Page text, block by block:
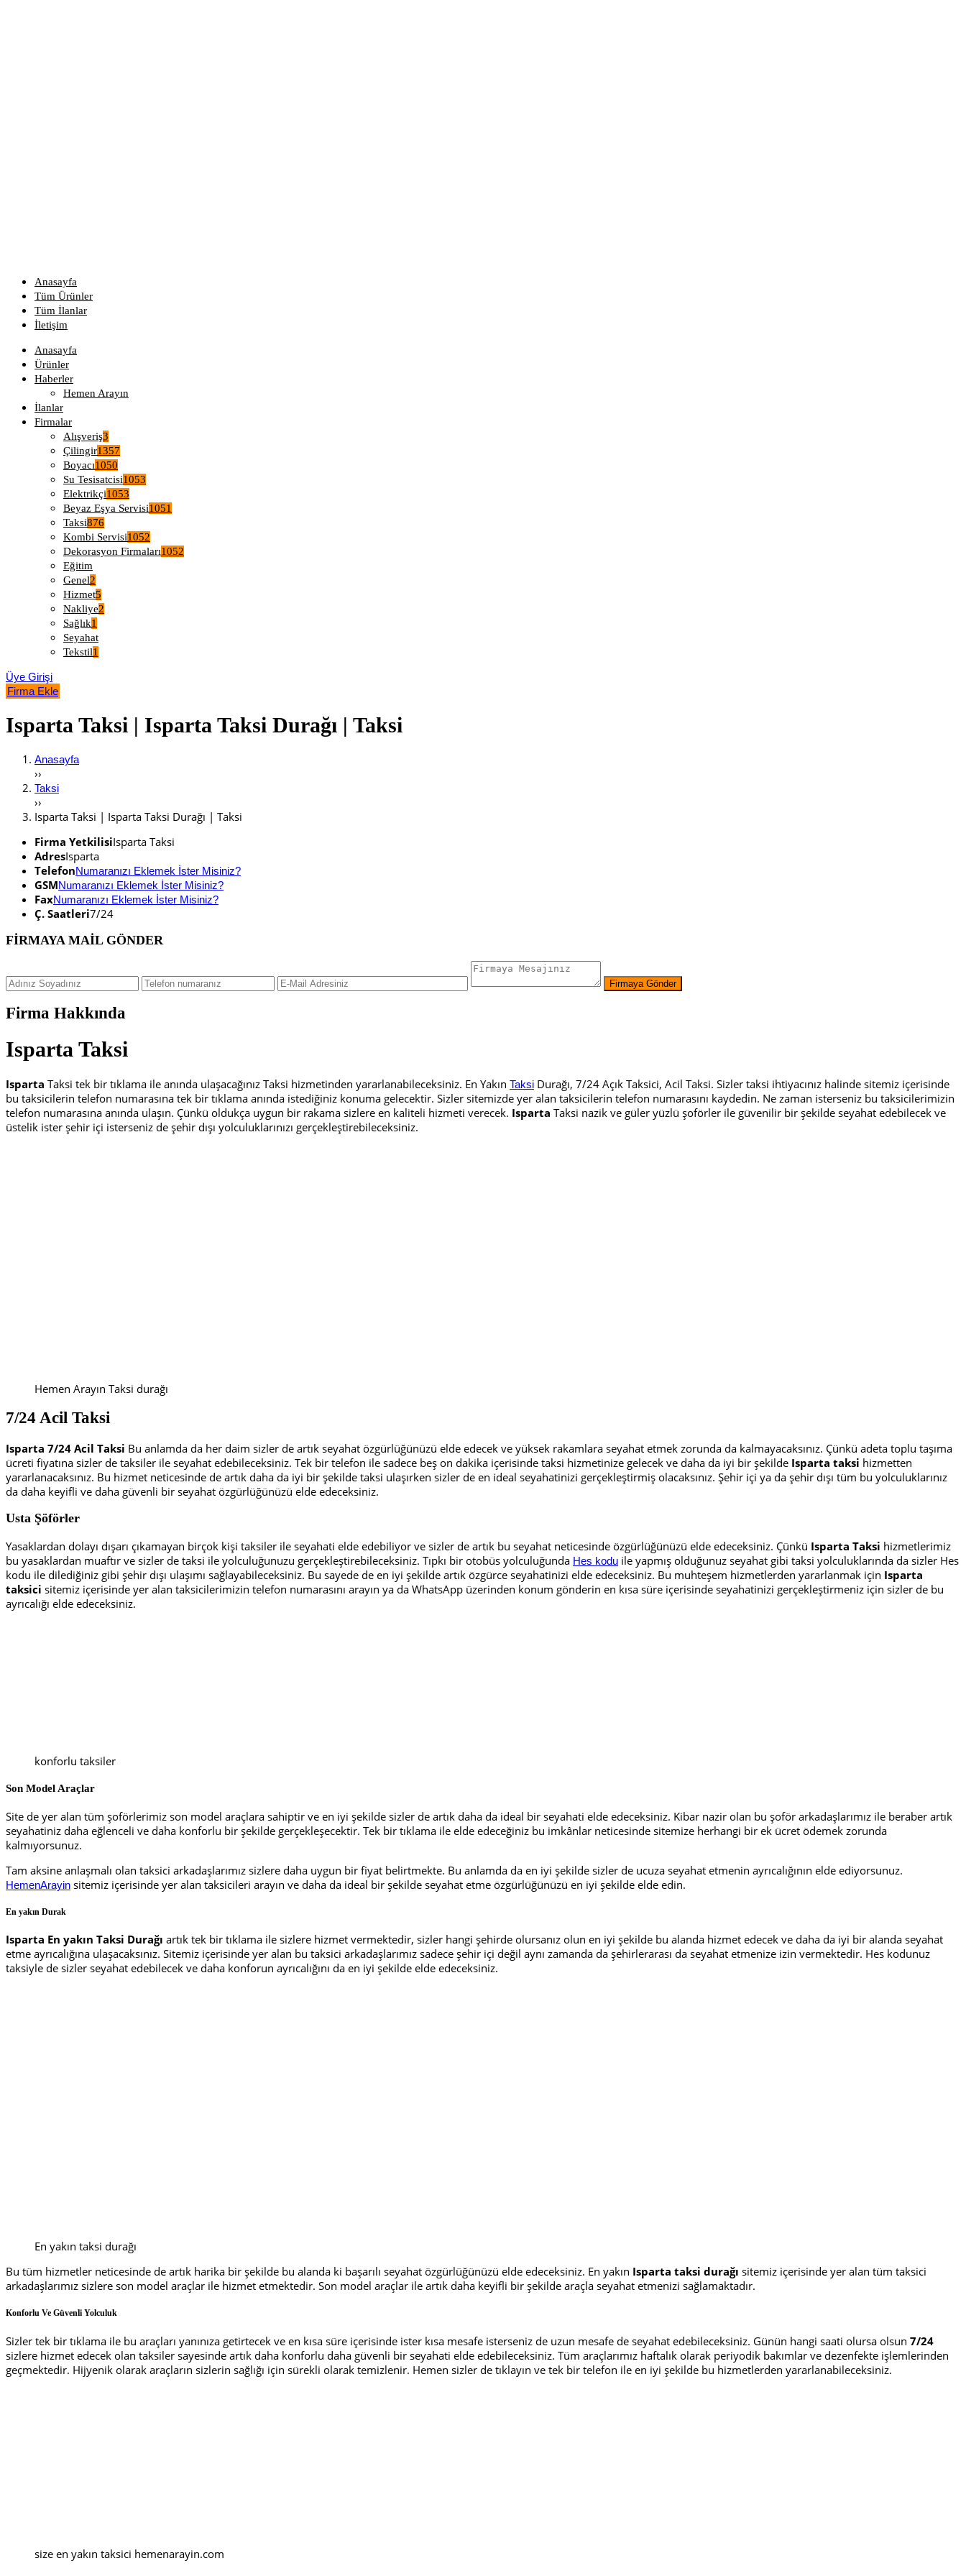
Anasayfa
Tüm Ürünler
Tüm İlanlar
İletişim
Anasayfa
Ürünler
Haberler
Hemen Arayın
İlanlar
Firmalar
Alışveriş3
Çilingir1357
Boyacı1050
Su Tesisatcisi1053
Elektrikçi1053
Beyaz Eşya Servisi1051
Taksi876
Kombi Servisi1052
Dekorasyon Firmaları1052
Eğitim
Genel2
Hizmet5
Nakliye2
Sağlık1
Seyahat
Tekstil1
Üye Girişi
Firma Ekle
Isparta Taksi | Isparta Taksi Durağı | Taksi
Anasayfa
››
Taksi
››
Isparta Taksi | Isparta Taksi Durağı | Taksi
Firma YetkilisiIsparta Taksi
AdresIsparta
TelefonNumaranızı Eklemek İster Misiniz?
GSMNumaranızı Eklemek İster Misiniz?
FaxNumaranızı Eklemek İster Misiniz?
Ç. Saatleri7/24
FİRMAYA MAİL GÖNDER
Firma Hakkında
Isparta Taksi
Isparta Taksi tek bir tıklama ile anında ulaşacağınız Taksi hizmetinden yararlanabileceksiniz. En Yakın Taksi Durağı, 7/24 Açık Taksici, Acil Taksi. Sizler taksi ihtiyacınız halinde sitemiz içerisinde
bu taksicilerin telefon numarasına tek bir tıklama anında istediğiniz konuma gelecektir. Sizler sitemizde yer alan taksicilerin telefon numarasını kaydedin. Ne zaman isterseniz bu taksicilerimizin
telefon numarasına anında ulaşın. Çünkü oldukça uygun bir rakama sizlere en kaliteli hizmeti verecek. Isparta Taksi nazik ve güler yüzlü şoförler ile güvenilir bir şekilde seyahat edebilecek ve
üstelik ister şehir içi isterseniz de şehir dışı yolculuklarınızı gerçekleştirebileceksiniz.
Hemen Arayın Taksi durağı
7/24 Acil Taksi
Isparta 7/24 Acil Taksi Bu anlamda da her daim sizler de artık seyahat özgürlüğünüzü elde edecek ve yüksek rakamlara seyahat etmek zorunda da kalmayacaksınız. Çünkü adeta toplu taşıma
ücreti fiyatına sizler de taksiler ile seyahat edebileceksiniz. Tek bir telefon ile sadece beş on dakika içerisinde taksi hizmetinize gelecek ve daha da iyi bir şekilde Isparta taksi hizmetten
yararlanacaksınız. Bu hizmet neticesinde de artık daha da iyi bir şekilde taksi ulaşırken sizler de en ideal seyahatinizi gerçekleştirmiş olacaksınız. Şehir içi ya da şehir dışı tüm bu yolculuklarınız
da daha keyifli ve daha güvenli bir seyahat özgürlüğünüzü elde edeceksiniz.
Usta Şöförler
Yasaklardan dolayı dışarı çıkamayan birçok kişi taksiler ile seyahati elde edebiliyor ve sizler de artık bu seyahat neticesinde özgürlüğünüzü elde edeceksiniz. Çünkü Isparta Taksi hizmetlerimiz
bu yasaklardan muaftır ve sizler de taksi ile yolculuğunuzu gerçekleştirebileceksiniz. Tıpkı bir otobüs yolculuğunda Hes kodu ile yapmış olduğunuz seyahat gibi taksi yolculuklarında da sizler Hes
kodu ile dilediğiniz gibi şehir dışı ulaşımı sağlayabileceksiniz. Bu sayede de en iyi şekilde artık özgürce seyahatinizi elde edeceksiniz. Bu muhteşem hizmetlerden yararlanmak için Isparta
taksici sitemiz içerisinde yer alan taksicilerimizin telefon numarasını arayın ya da WhatsApp üzerinden konum gönderin en kısa süre içerisinde seyahatinizi gerçekleştirmeniz için sizler de bu
ayrıcalığı elde edeceksiniz.
konforlu taksiler
Son Model Araçlar
Site de yer alan tüm şoförlerimiz son model araçlara sahiptir ve en iyi şekilde sizler de artık daha da ideal bir seyahati elde edeceksiniz. Kibar nazir olan bu şoför arkadaşlarımız ile beraber artık
seyahatiniz daha eğlenceli ve daha konforlu bir şekilde gerçekleşecektir. Tek bir tıklama ile elde edeceğiniz bu imkânlar neticesinde sitemize herhangi bir ek ücret ödemek zorunda
kalmıyorsunuz.
Tam aksine anlaşmalı olan taksici arkadaşlarımız sizlere daha uygun bir fiyat belirtmekte. Bu anlamda da en iyi şekilde sizler de ucuza seyahat etmenin ayrıcalığının elde ediyorsunuz.
HemenArayin sitemiz içerisinde yer alan taksicileri arayın ve daha da ideal bir şekilde seyahat etme özgürlüğünüzü en iyi şekilde elde edin.
En yakın Durak
Isparta En yakın Taksi Durağı artık tek bir tıklama ile sizlere hizmet vermektedir, sizler hangi şehirde olursanız olun en iyi şekilde bu alanda hizmet edecek ve daha da iyi bir alanda seyahat
etme ayrıcalığına ulaşacaksınız. Sitemiz içerisinde yer alan bu taksici arkadaşlarımız sadece şehir içi değil aynı zamanda da şehirlerarası da seyahat etmenize izin vermektedir. Hes kodunuz
taksiyle de sizler seyahat edebilecek ve daha konforun ayrıcalığını da en iyi şekilde elde edeceksiniz.
En yakın taksi durağı
Bu tüm hizmetler neticesinde de artık harika bir şekilde bu alanda ki başarılı seyahat özgürlüğünüzü elde edeceksiniz. En yakın Isparta taksi durağı sitemiz içerisinde yer alan tüm taksici
arkadaşlarımız sizlere son model araçlar ile hizmet etmektedir. Son model araçlar ile artık daha keyifli bir şekilde araçla seyahat etmenizi sağlamaktadır.
Konforlu Ve Güvenli Yolculuk
Sizler tek bir tıklama ile bu araçları yanınıza getirtecek ve en kısa süre içerisinde ister kısa mesafe isterseniz de uzun mesafe de seyahat edebileceksiniz. Günün hangi saati olursa olsun 7/24
sizlere hizmet edecek olan taksiler sayesinde artık daha konforlu daha güvenli bir seyahati elde edebileceksiniz. Tüm araçlarımız haftalık olarak periyodik bakımlar ve dezenfekte işlemlerinden
geçmektedir. Hijyenik olarak araçların sizlerin sağlığı için sürekli olarak temizlenir. Hemen sizler de tıklayın ve tek bir telefon ile en iyi şekilde bu hizmetlerden yararlanabileceksiniz.
size en yakın taksici hemenarayin.com